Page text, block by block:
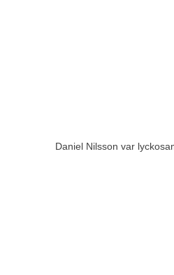
Daniel Nilsson var